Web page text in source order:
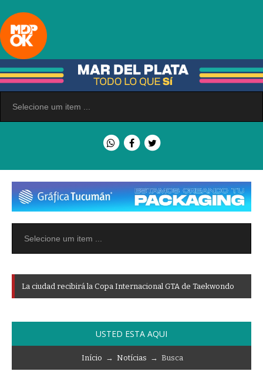
La ciud ad recibirá l a Copa Internacional GTA d e Taekwond o
USTED ESTA AQUI
Início → Notícias → Busca